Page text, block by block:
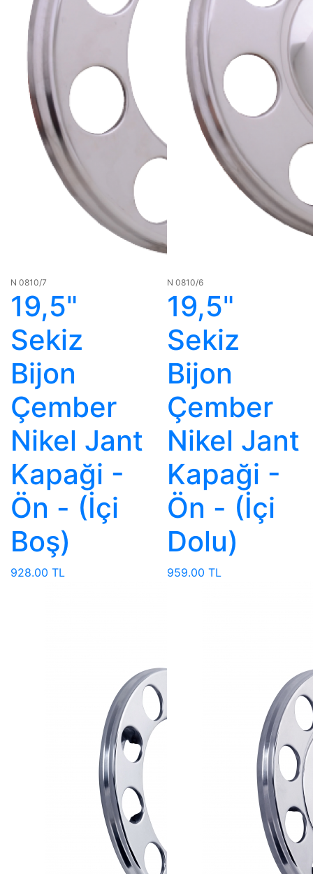
N 0810/7
19,5"
Sekiz
Bijon
Çember
Nikel Jant
Kapaği -
Ön - (İçi
Boş)
928.00 TL
N 0810/6
19,5"
Sekiz
Bijon
Çember
Nikel Jant
Kapaği -
Ön - (İçi
Dolu)
959.00 TL